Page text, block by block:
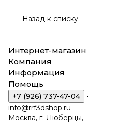
Назад к списку
Интернет-магазин
Компания
Информация
Помощь
+7 (926) 737-47-04
info@rrf3dshop.ru
Москва, г. Люберцы,